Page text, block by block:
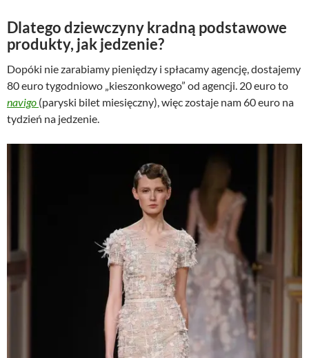
Dlatego dziewczyny kradną podstawowe
produkty, jak jedzenie?
Dopóki nie zarabiamy pieniędzy i spłacamy agencję, dostajemy
80 euro tygodniowo „kieszonkowego” od agencji. 20 euro to
navigo (paryski bilet miesięczny), więc zostaje nam 60 euro na
tydzień na jedzenie.